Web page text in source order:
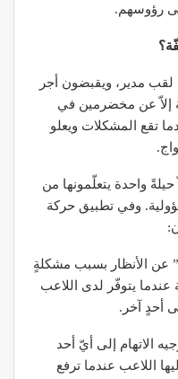
رؤوسهم.
مدير، ويقبضون أجر
إلاّ عن مخضرمين في
تقع المشكلات ويعلو
حيلةً واحدة يتعلّمونها من
وفي تطبيق حركة
عن الأنظار بسبب مشكلةٍ
يتوفّر لدى اللاعب
أحدٍ آخر.
الاتهام إلى أيّ أحد
اللاعب عندما ترفع